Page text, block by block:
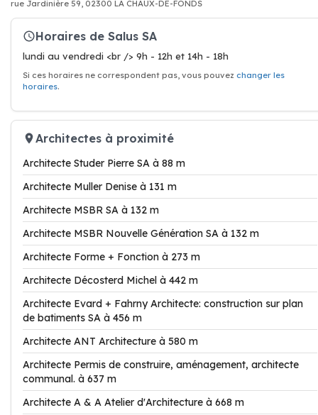
rue Jardinière 59, 02300 LA CHAUX-DE-FONDS
Horaires de Salus SA
lundi au vendredi <br /> 9h - 12h et 14h - 18h
Si ces horaires ne correspondent pas, vous pouvez changer les
horaires.
Architectes à proximité
Architecte Studer Pierre SA à 88 m
Architecte Muller Denise à 131 m
Architecte MSBR SA à 132 m
Architecte MSBR Nouvelle Génération SA à 132 m
Architecte Forme + Fonction à 273 m
Architecte Décosterd Michel à 442 m
Architecte Evard + Fahrny Architecte: construction sur plan
de batiments SA à 456 m
Architecte ANT Architecture à 580 m
Architecte Permis de construire, aménagement, architecte
communal. à 637 m
Architecte A & A Atelier d'Architecture à 668 m